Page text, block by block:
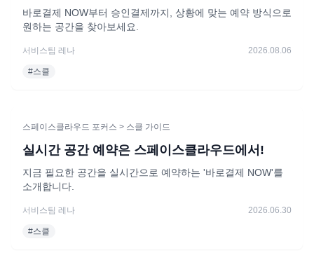
바로결제 NOW부터 승인결제까지, 상황에 맞는 예약 방식으로
원하는 공간을 찾아보세요.
서비스팀 레나 2026.08.06
#스클
스페이스클라우드 포커스 > 스클 가이드
실시간 공간 예약은 스페이스클라우드에서!
지금 필요한 공간을 실시간으로 예약하는 '바로결제 NOW'를
소개합니다.
서비스팀 레나 2026.06.30
#스클